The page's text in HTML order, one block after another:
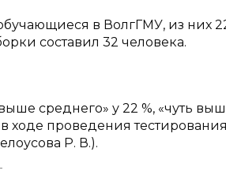
в ВолгГМУ, из них
составил 32 человека.
среднего» у 22 %, «чуть
ходе проведения
Р. В.).